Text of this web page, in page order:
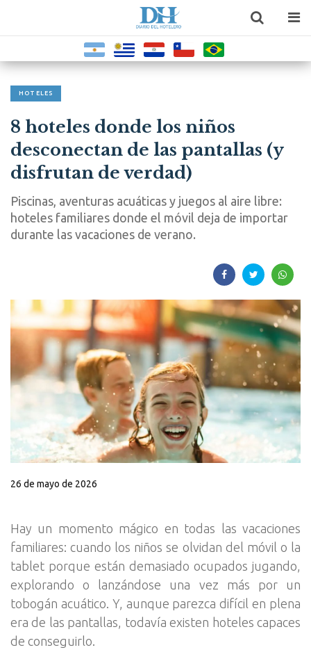
HOTELES
8 hoteles donde los niños
desconectan de las pantallas (y
disfrutan de verdad)
Piscinas, aventuras acuáticas y juegos al aire libre:
hoteles familiares donde el móvil deja de importar
durante las vacaciones de verano.
26 de mayo de 2026
Hay un momento mágico en todas las vacaciones
familiares: cuando los niños se olvidan del móvil o la
tablet porque están demasiado ocupados jugando,
explorando o lanzándose una vez más por un
tobogán acuático. Y, aunque parezca difícil en plena
era de las pantallas, todavía existen hoteles capaces
de conseguirlo.